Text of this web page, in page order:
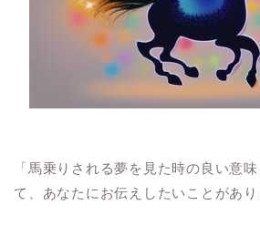
「馬乗りされる夢を見た時の良い意
て、あなたにお伝えしたいことがあり